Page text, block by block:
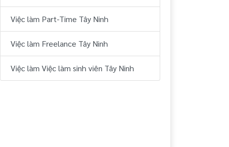
Việc làm Part-Time Tây Ninh
Việc làm Freelance Tây Ninh
Việc làm Việc làm sinh viên Tây Ninh